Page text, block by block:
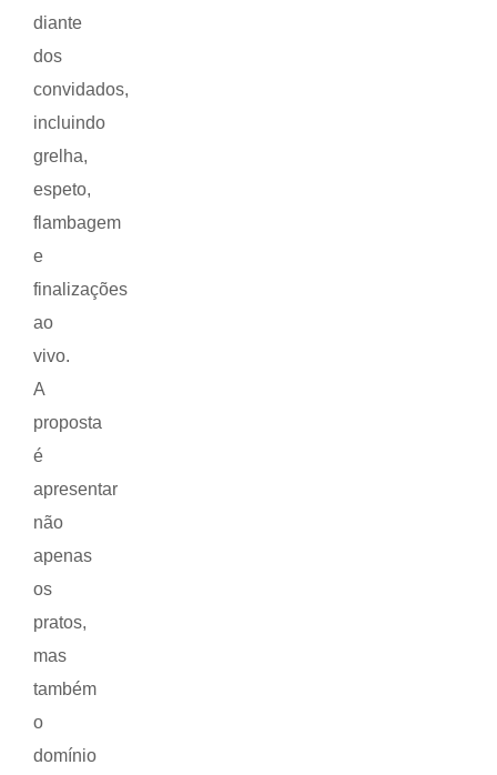
diante
dos
convidados,
incluindo
grelha,
espeto,
flambagem
e
finalizações
ao
vivo.
A
proposta
é
apresentar
não
apenas
os
pratos,
mas
também
o
domínio